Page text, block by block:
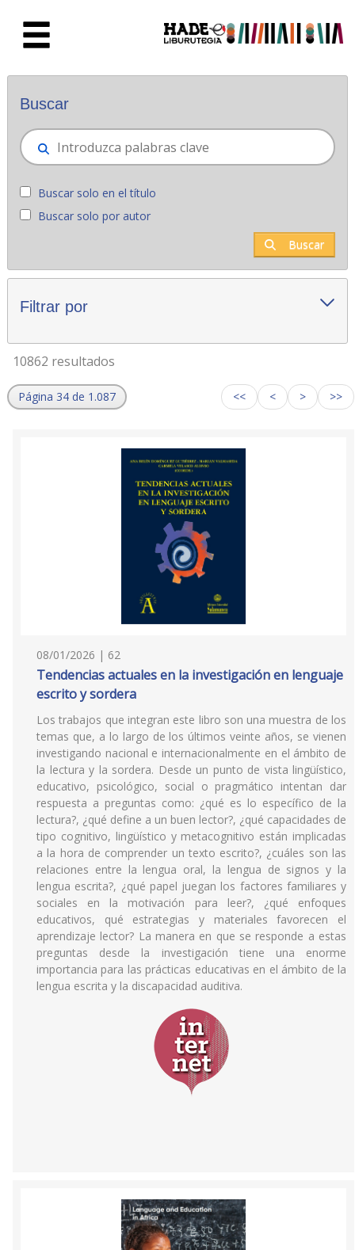
Novedades - Liburutegia
Buscar
Buscar solo en el título
Buscar solo por autor
Buscar
Filtrar por
10862 resultados
Página 34 de 1.087 << < > >>
08/01/2026 | 62
Tendencias actuales en la investigación en lenguaje
escrito y sordera
Los trabajos que integran este libro son una muestra de los
temas que, a lo largo de los últimos veinte años, se vienen
investigando nacional e internacionalmente en el ámbito de
la lectura y la sordera. Desde un punto de vista lingüístico,
educativo, psicológico, social o pragmático intentan dar
respuesta a preguntas como: ¿qué es lo específico de la
lectura?, ¿qué define a un buen lector?, ¿qué capacidades de
tipo cognitivo, lingüístico y metacognitivo están implicadas
a la hora de comprender un texto escrito?, ¿cuáles son las
relaciones entre la lengua oral, la lengua de signos y la
lengua escrita?, ¿qué papel juegan los factores familiares y
sociales en la motivación para leer?, ¿qué enfoques
educativos, qué estrategias y materiales favorecen el
aprendizaje lector? La manera en que se responde a estas
preguntas desde la investigación tiene una enorme
importancia para las prácticas educativas en el ámbito de la
lengua escrita y la discapacidad auditiva.